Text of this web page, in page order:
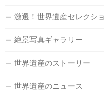
激選！世界遺産セレクシ
絶景写真ギャラリー
世界遺産のストーリー
世界遺産のニュース